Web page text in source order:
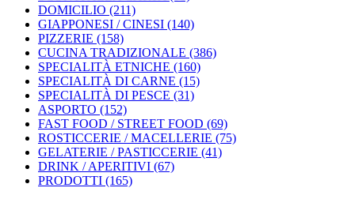
DOMICILIO (211)
GIAPPONESI / CINESI (140)
PIZZERIE (158)
CUCINA TRADIZIONALE (386)
SPECIALITÀ ETNICHE (160)
SPECIALITÀ DI CARNE (15)
SPECIALITÀ DI PESCE (31)
ASPORTO (152)
FAST FOOD / STREET FOOD (69)
ROSTICCERIE / MACELLERIE (75)
GELATERIE / PASTICCERIE (41)
DRINK / APERITIVI (67)
PRODOTTI (165)